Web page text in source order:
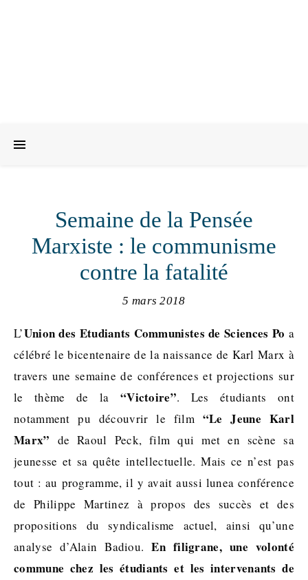
Semaine de la Pensée
Marxiste : le communisme
contre la fatalité
5 mars 2018
L’Union des Etudiants Communistes de Sciences Po a
célébré le bicentenaire de la naissance de Karl Marx à
travers une semaine de conférences et projections sur
le thème de la “Victoire”. Les étudiants ont
notamment pu découvrir le film “Le Jeune Karl
Marx” de Raoul Peck, film qui met en scène sa
jeunesse et sa quête intellectuelle. Mais ce n’est pas
tout : au programme, il y avait aussi lunea conférence
de Philippe Martinez à propos des succès et des
propositions du syndicalisme actuel, ainsi qu’une
analyse d’Alain Badiou.En filigrane, une volonté
commune chez les étudiants et les intervenants de